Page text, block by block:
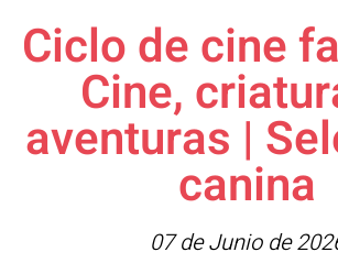
Ciclo de cine
Cine,
aventuras |
canina
07 de Junio de